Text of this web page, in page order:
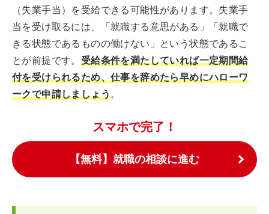
（失業手当）を受給できる可能性があります。失業手
当を受け取るには、「就職する意思がある」「就職で
きる状態であるものの働けない」という状態であるこ
とが前提です。 受給条件を満たしていれば一定期間給
付を受けられるため、仕事を辞めたら早めにハローワ
ークで申請しましょう。
スマホで完了！
【無料】就職の相談に進む